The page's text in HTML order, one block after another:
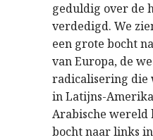
geduldig over de
verdedigd. We
een grote bocht
van Europa, de
radicalisering die
in Latijns-
Arabische wereld
bocht naar links